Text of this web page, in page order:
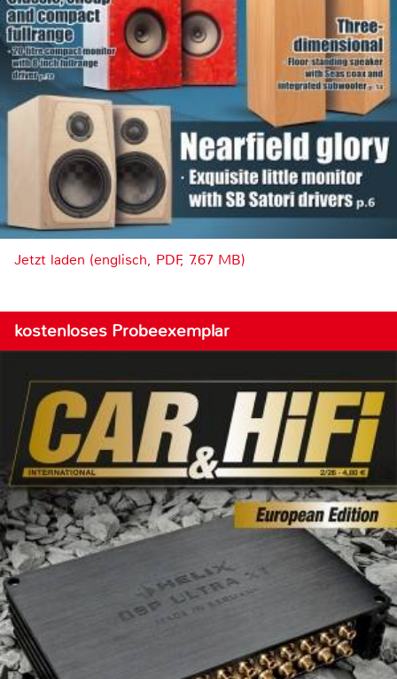
Jetzt laden (englisch, PDF, 7.67 MB)
kostenloses Probeexemplar